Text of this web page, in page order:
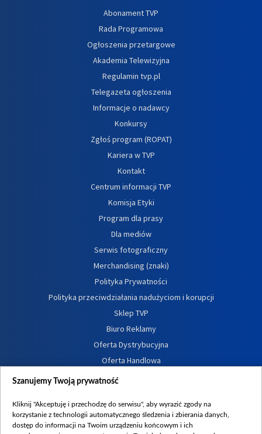
Abonament TVP
Rada Programowa
Ogłoszenia przetargowe
Akademia Telewizyjna
Regulamin tvp.pl
Telegazeta ogłoszenia
Informacje o nadawcy
Konkursy
Zgłoś program (ROPAT)
Kariera w TVP
Kontakt
Centrum informacji TVP
Komisja Etyki
Program dla prasy
Dla mediów
Serwis fotograficzny
Merchandising (znaki)
Polityka Prywatności
Polityka przeciwdziałania nadużyciom i korupcji
Sklep TVP
Biuro Reklamy
Oferta Dystrybucyjna
Oferta Handlowa
Dostępność
Procedura zgłoszeń wewnętrznych
Szanujemy Twoją prywatność
Kliknij "Akceptuję i przechodzę do serwisu", aby wyrazić zgody na
korzystanie z technologii automatycznego śledzenia i zbierania danych,
dostęp do informacji na Twoim urządzeniu końcowym i ich